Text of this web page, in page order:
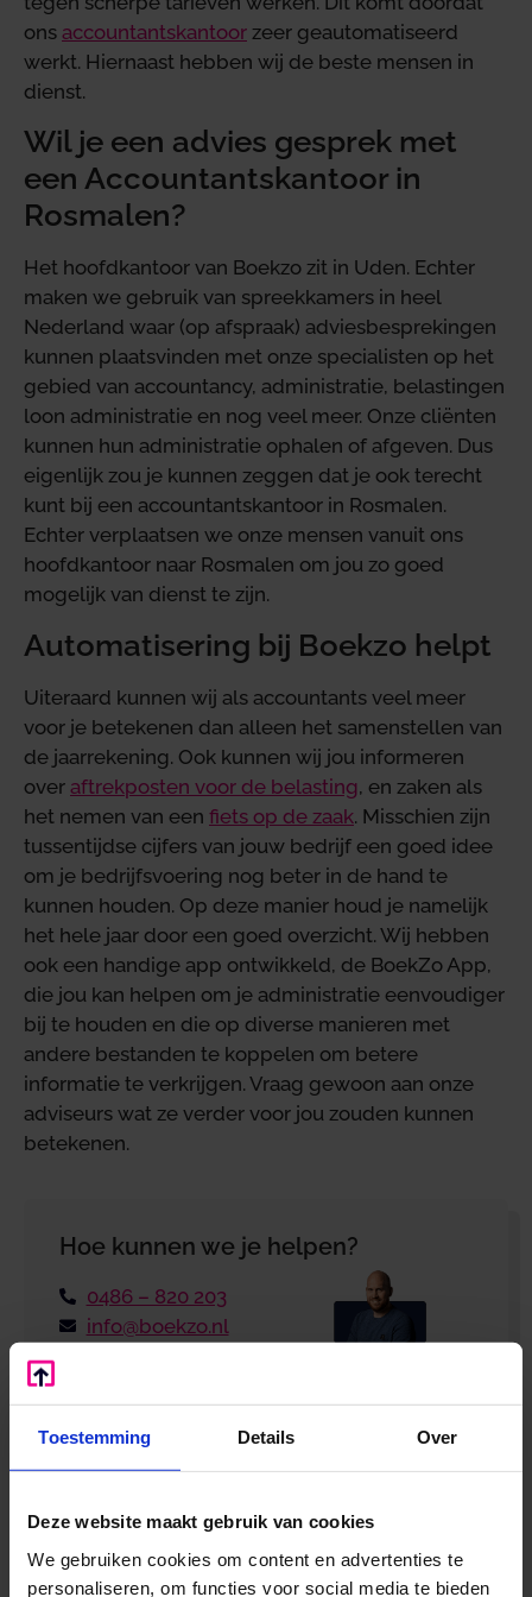
Toestemming Details Over
Deze website maakt gebruik van cookies
We gebruiken cookies om content en advertenties te
personaliseren, om functies voor social media te bieden
ons accountantskantoor zeer geautomatiseerd
werkt. Hiernaast hebben wij de beste mensen in
dienst.
Wil je een advies gesprek met
een Accountantskantoor in
Rosmalen?
Het hoofdkantoor van Boekzo zit in Uden. Echter
maken we gebruik van spreekkamers in heel
Nederland waar (op afspraak) adviesbesprekingen
kunnen plaatsvinden met onze specialisten op het
gebied van accountancy, administratie, belastingen
loon administratie en nog veel meer. Onze cliënten
kunnen hun administratie ophalen of afgeven. Dus
eigenlijk zou je kunnen zeggen dat je ook terecht
kunt bij een accountantskantoor in Rosmalen.
Echter verplaatsen we onze mensen vanuit ons
hoofdkantoor naar Rosmalen om jou zo goed
mogelijk van dienst te zijn.
Automatisering bij Boekzo helpt
Uiteraard kunnen wij als accountants veel meer
voor je betekenen dan alleen het samenstellen van
de jaarrekening. Ook kunnen wij jou informeren
over aftrekposten voor de belasting, en zaken als
het nemen van een fiets op de zaak. Misschien zijn
tussentijdse cijfers van jouw bedrijf een goed idee
om je bedrijfsvoering nog beter in de hand te
kunnen houden. Op deze manier houd je namelijk
het hele jaar door een goed overzicht. Wij hebben
ook een handige app ontwikkeld, de BoekZo App,
die jou kan helpen om je administratie eenvoudiger
bij te houden en die op diverse manieren met
andere bestanden te koppelen om betere
informatie te verkrijgen. Vraag gewoon aan onze
adviseurs wat ze verder voor jou zouden kunnen
betekenen.
Hoe kunnen we je helpen?
0486 – 820 203
info@boekzo.nl
gegevens achter en wij bellen je terug!